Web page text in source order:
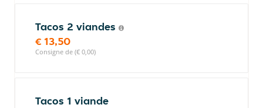
Tacos 2 viandes
€ 13,50
Consigne de (€ 0,00)
Tacos 1 viande